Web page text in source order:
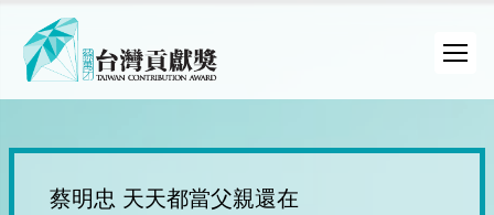
蔡明忠 天天都當父親還在